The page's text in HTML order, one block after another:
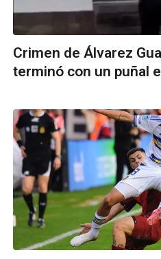
Crimen de Álvarez
terminó con un puñal